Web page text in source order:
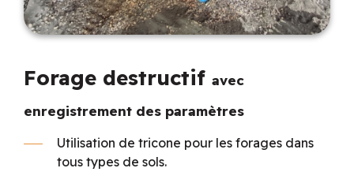
Forage destructif avec
enregistrement des paramètres
Utilisation de tricone pour les forages dans
tous types de sols.